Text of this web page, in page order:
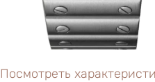
Посмотреть